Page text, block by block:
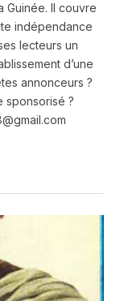
Guinée. Il couvre
indépendance
lecteurs un
d’une
annonceurs ?
sponsorisé ?